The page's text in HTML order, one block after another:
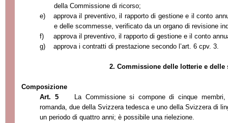
della Commissione di ricorso;
e)
approva il preventivo, il rapporto di gestione e il conto
e delle scommesse, verificato da un organo di revisione
f)
approva il preventivo, il rapporto di gestione e il conto
g)
approva i contratti di prestazione secondo l’art. 6 cpv. 3.
2. Commissione delle lotterie e delle
Composizione
Art. 5
La Commissione si compone di cinque
romanda, due della Svizzera tedesca e uno della Svizzera di
un periodo di quattro anni; è possibile una rielezione.